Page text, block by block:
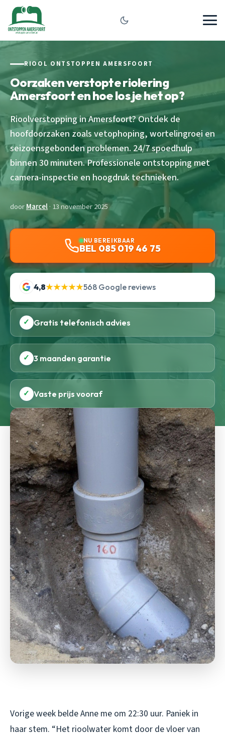
RIOOL ONTSTOPPEN AMERSFOORT
Oorzaken verstopte riolering
Amersfoort en hoe los je het op?
Rioolverstopping in Amersfoort? Ontdek de
hoofdoorzaken zoals vetophoping, wortelingroei en
seizoensgebonden problemen. 24/7 spoedhulp
binnen 30 minuten. Professionele ontstopping met
camera-inspectie en hoogdruk technieken.
doorMarcel· 13 november 2025
NU BEREIKBAAR
BEL 085 019 46 75
4,8★★★★★568 Google reviews
✓ Gratis telefonisch advies
✓ 3 maanden garantie
✓ Vaste prijs vooraf
Vorige week belde Anne me om 22:30 uur. Paniek in
haar stem. “Het rioolwater komt door de vloer van